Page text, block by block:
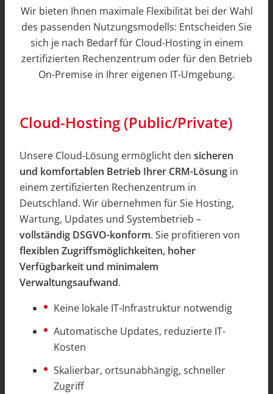
Wir bieten Ihnen maximale Flexibilität bei der Wahl
des passenden Nutzungsmodells: Entscheiden Sie
sich je nach Bedarf für Cloud-Hosting in einem
zertifizierten Rechenzentrum oder für den Betrieb
On-Premise in Ihrer eigenen IT-Umgebung.
Cloud-Hosting (Public/Private)
Unsere Cloud-Lösung ermöglicht den sicheren
und komfortablen Betrieb Ihrer CRM-Lösung in
einem zertifizierten Rechenzentrum in
Deutschland. Wir übernehmen für Sie Hosting,
Wartung, Updates und Systembetrieb –
vollständig DSGVO-konform. Sie profitieren von
flexiblen Zugriffsmöglichkeiten, hoher
Verfügbarkeit und minimalem
Verwaltungsaufwand.
Keine lokale IT-Infrastruktur notwendig
Automatische Updates, reduzierte IT-
Kosten
Skalierbar, ortsunabhängig, schneller
Zugriff